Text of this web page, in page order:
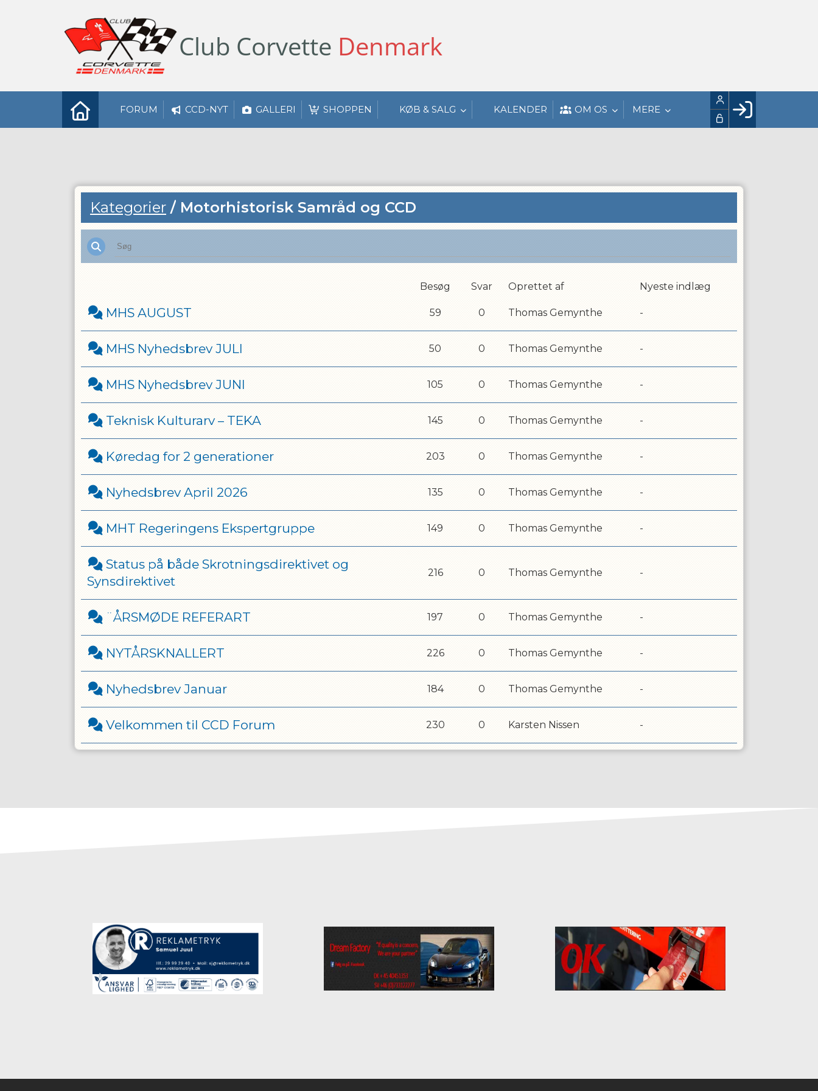
Club Corvette Denmark
FORUM CCD-NYT GALLERI SHOPPEN KØB & SALG KALENDER OM OS MERE
LOG IND
Kategorier / Motorhistorisk Samråd og CCD
Besøg Svar Oprettet af Nyeste indlæg
MHS AUGUST 59 0 Thomas Gemynthe -
MHS Nyhedsbrev JULI 50 0 Thomas Gemynthe -
MHS Nyhedsbrev JUNI 105 0 Thomas Gemynthe -
Teknisk Kulturarv – TEKA 145 0 Thomas Gemynthe -
Køredag for 2 generationer 203 0 Thomas Gemynthe -
Nyhedsbrev April 2026 135 0 Thomas Gemynthe -
MHT Regeringens Ekspertgruppe 149 0 Thomas Gemynthe -
Status på både Skrotningsdirektivet og
Synsdirektivet
216 0 Thomas Gemynthe -
¨ÅRSMØDE REFERART 197 0 Thomas Gemynthe -
NYTÅRSKNALLERT 226 0 Thomas Gemynthe -
Nyhedsbrev Januar 184 0 Thomas Gemynthe -
Velkommen til CCD Forum 230 0 Karsten Nissen -